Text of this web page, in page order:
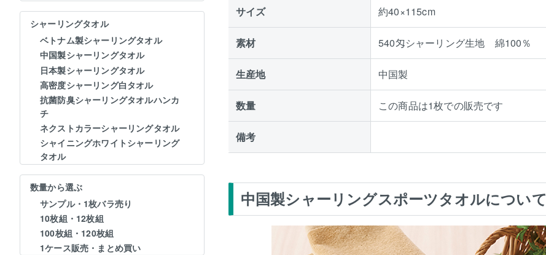
シャーリングタオル
ベトナム製シャーリングタオル
中国製シャーリングタオル
日本製シャーリングタオル
高密度シャーリング白タオル
抗菌防臭シャーリングタオルハンカ
チ
ネクストカラーシャーリングタオル
シャイニングホワイトシャーリング
タオル
数量から選ぶ
サンプル・1枚バラ売り
10枚組・12枚組
100枚組・120枚組
1ケース販売・まとめ買い
サイズ 約40×115cm
素材 540匁シャーリング生地 綿100％
生産地 中国製
数量 この商品は1枚での販売です
備考
中国製シャーリングスポーツタオルについて